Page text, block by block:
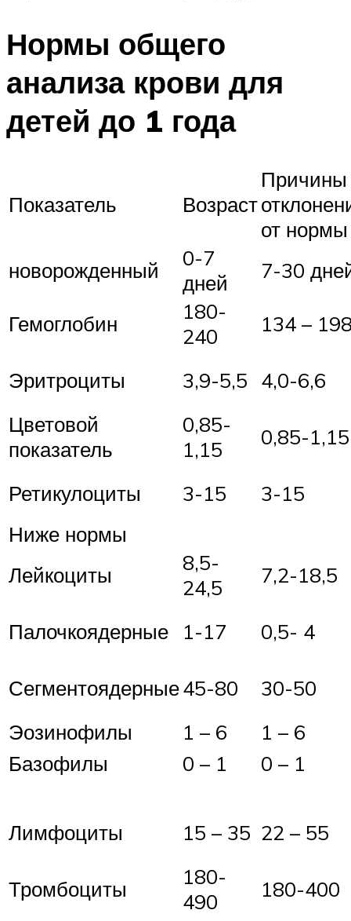
Нормы общего
анализа крови для
детей до 1 года
Показатель Возраст
Причины
от нормы
новорожденный
0-7
дней
7-30
Гемоглобин
180-
240
134 –
Эритроциты 3,9-5,5 4,0-6,6
Цветовой
показатель
0,85-
1,15
0,85-1,15
Ретикулоциты 3-15
3-15
Ниже нормы
Лейкоциты
8,5-
24,5
7,2-18,5
Палочкоядерные 1-17 0,5- 4
Сегментоядерные45-80
30-50
Эозинофилы
1 – 6
1 – 6
Базофилы
0 – 1 0 – 1
Лимфоциты 15 – 35 22 – 55
Тромбоциты
180-
490
180-400